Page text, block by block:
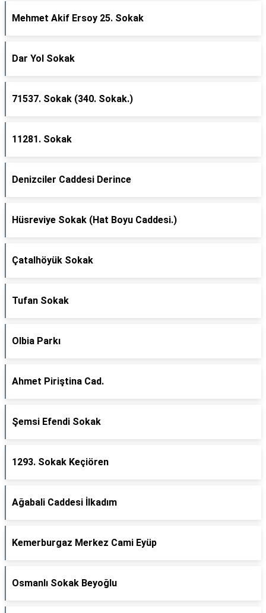
Mehmet Akif Ersoy 25. Sokak
Dar Yol Sokak
71537. Sokak (340. Sokak.)
11281. Sokak
Denizciler Caddesi Derince
Hüsreviye Sokak (Hat Boyu Caddesi.)
Çatalhöyük Sokak
Tufan Sokak
Olbia Parkı
Ahmet Piriştina Cad.
Şemsi Efendi Sokak
1293. Sokak Keçiören
Ağabali Caddesi İlkadım
Kemerburgaz Merkez Cami Eyüp
Osmanlı Sokak Beyoğlu